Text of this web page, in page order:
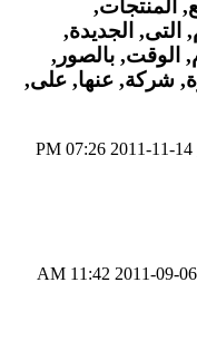
07:26 PM
11:42 AM